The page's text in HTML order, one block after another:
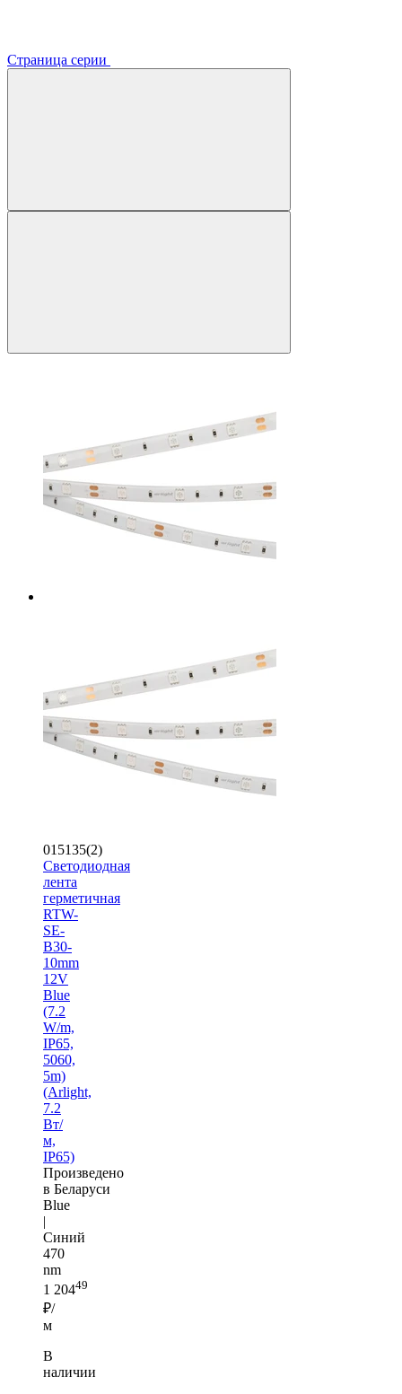
Страница серии
015135(2)
Светодиодная
лента
герметичная
RTW-
SE-
B30-
10mm
12V
Blue
(7.2
W/m,
IP65,
5060,
5m)
(Arlight,
7.2
Вт/
м,
IP65)
Произведено
в Беларуси
Blue
|
Синий
470
nm
1 20449
₽/
м
В
наличии